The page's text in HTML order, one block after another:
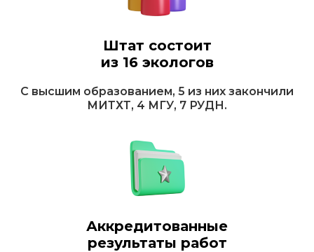
Штат состоит
из 16 экологов
С высшим образованием, 5 из них закончили
МИТХТ, 4 МГУ, 7 РУДН.
Аккредитованные
результаты работ